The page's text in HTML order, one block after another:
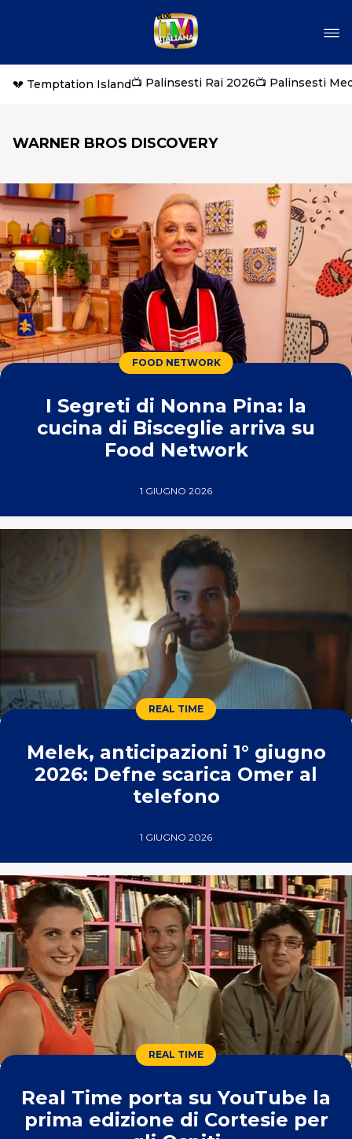
💔 Temptation Island📺 Palinsesti Rai 2026📺 Palinsesti
WARNER BROS DISCOVERY
FOOD NETWORK
I Segreti di Nonna Pina: la
cucina di Bisceglie arriva su
Food Network
1 GIUGNO 2026
REAL TIME
Melek, anticipazioni 1° giugno
2026: Defne scarica Omer al
telefono
1 GIUGNO 2026
REAL TIME
Real Time porta su YouTube la
prima edizione di Cortesie per